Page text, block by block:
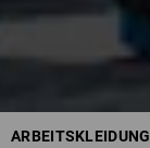
ARBEITSKLEIDUNG